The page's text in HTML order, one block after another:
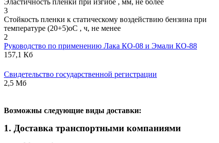
3
Стойкость пленки к статическому воздействию бензина при
температуре (20+5)оС , ч, не менее
2
Руководство по применению Лака КО-08 и Эмали КО-88
157,1 Кб
Свидетельство государственной регистрации
2,5 Мб
Возможны следующие виды доставки:
1. Доставка транспортными компаниями